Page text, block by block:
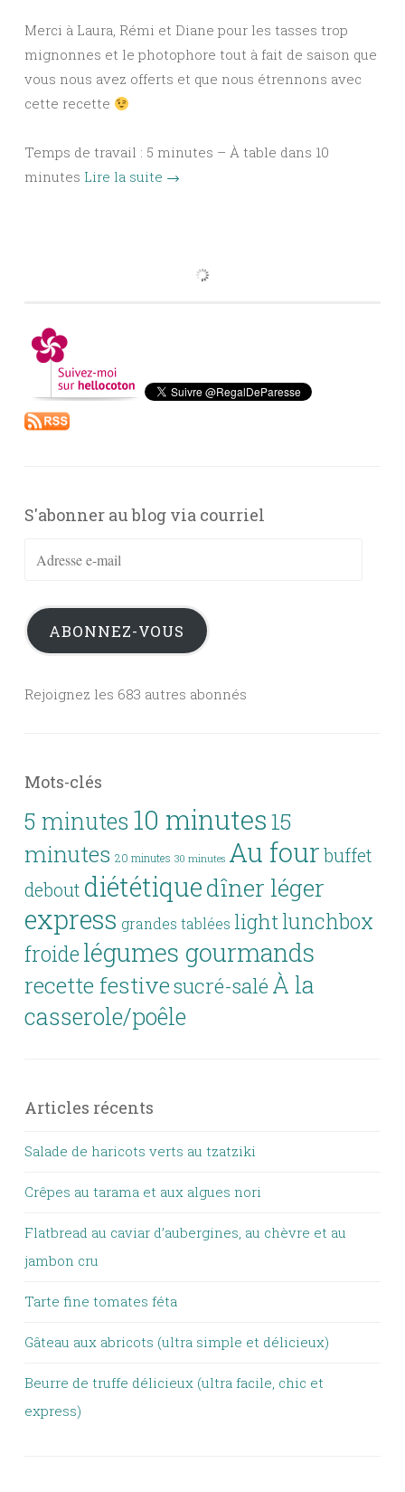
Merci à Laura, Rémi et Diane pour les tasses trop
mignonnes et le photophore tout à fait de saison que
vous nous avez offerts et que nous étrennons avec
cette recette
Temps de travail : 5 minutes – À table dans 10
minutes Lire la suite →
S'abonner au blog via courriel
Adresse
mail
ABONNEZ-VOUS
Rejoignez les 683 autres abonnés
Mots-clés
5 minutes 10 minutes15
minutes 20 minutes 30 minutes Au fourbuffet
debout diététiquedîner léger
express grandes tablées lightlunchbox
froide légumes gourmands
recette festivesucré-salé À la
casserole/poêle
Articles récents
Salade de haricots verts au tzatziki
Crêpes au tarama et aux algues nori
Flatbread au caviar d’aubergines, au chèvre et au
jambon cru
Tarte fine tomates féta
Gâteau aux abricots (ultra simple et délicieux)
Beurre de truffe délicieux (ultra facile, chic et
express)